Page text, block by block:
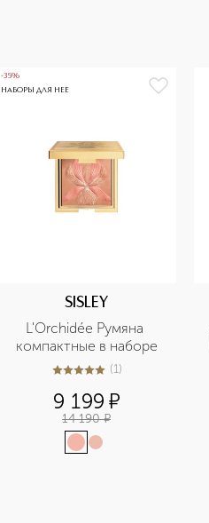
-35%
НАБОРЫ ДЛЯ НЕЕ
SISLEY
L'Orchidée Румяна
компактные в наборе
5из 51 (1)
9 199 ¤
14 190 ¤